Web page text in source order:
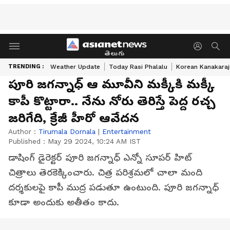
తెలుగు
TRENDING : Weather Update Today Rasi Phalalu Korean
పూరి జగన్నాధ్ ఆ మూవీని మక్కీకి మక్కీ
కాపీ కొట్టారా.. నేను నోరు తెరిస్తే పెద్ద రచ్చ
జరిగేది, క్రేజీ హీరో ఆవేదన
Author : Tirumala Dornala | Entertainment
Published : May 29 2024, 10:24 AM IST
డాషింగ్ డైరెక్టర్ పూరి జగన్నాధ్ ఎన్నో సూపర్ హిట్
చిత్రాలు తెరకెక్కించారు. చిత్ర పరిశ్రమలో చాలా మంది
దర్శకులపై కాపీ ముద్ర పడుతూ ఉంటుంది. పూరి జగన్నాధ్
కూడా అందుకు అతీతం కాదు.